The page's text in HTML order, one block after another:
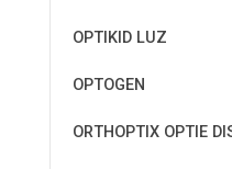
OPTIKID LUZ
OPTOGEN
ORTHOPTIX OPTIE